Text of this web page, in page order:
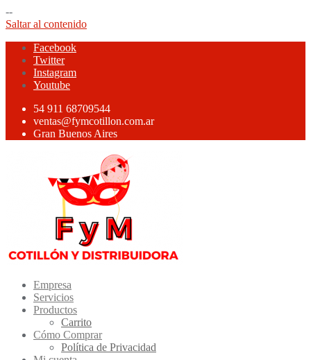
--
Saltar al contenido
Facebook
Twitter
Instagram
Youtube
54 911 68709544
ventas@fymcotillon.com.ar
Gran Buenos Aires
Empresa
Servicios
Productos
Carrito
Cómo Comprar
Política de Privacidad